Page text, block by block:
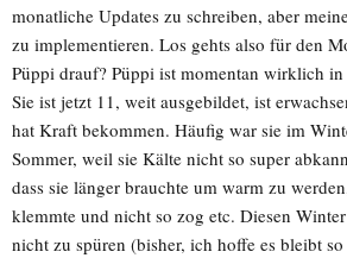
monatliche Updates zu schreiben, aber
zu implementieren. Los gehts also für den
Püppi drauf? Püppi ist momentan wirklich
Sie ist jetzt 11, weit ausgebildet, ist
hat Kraft bekommen. Häufig war sie im
Sommer, weil sie Kälte nicht so super
dass sie länger brauchte um warm zu
klemmte und nicht so zog etc. Diesen
nicht zu spüren (bisher, ich hoffe es bleibt